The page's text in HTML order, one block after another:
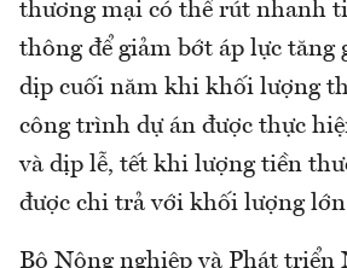
thương mại có thể rút nhanh
thông để giảm bớt áp lực tăng
dịp cuối năm khi khối lượng
công trình dự án được thực
và dịp lễ, tết khi lượng tiền
được chi trả với khối lượng
Bộ Nông nghiệp và Phát triển